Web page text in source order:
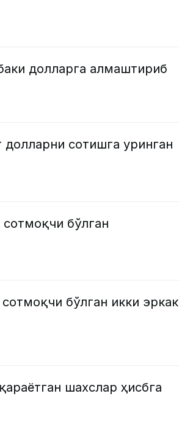
долларга алмаштириб
сотишга уринган
бўлган
бўлган икки эркак
шахслар ҳисбга